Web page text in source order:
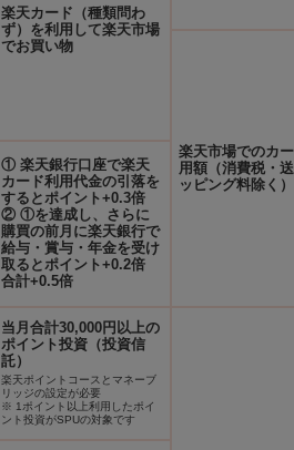
楽天カード（種類問わ
ず）を利用して楽天市場
でお買い物
① 楽天銀行口座で楽天
カード利用代金の引落を
するとポイント+0.3倍
② ①を達成し、さらに
購買の前月に楽天銀行で
給与・賞与・年金を受け
取るとポイント+0.2倍
合計+0.5倍
当月合計30,000円以上の
ポイント投資（投資信
託）
楽天ポイントコースとマネーブ
リッジの設定が必要
※ 1ポイント以上利用したポイ
ント投資がSPUの対象です
楽天市場でのカ
用額（消費税・
ッピング料除く